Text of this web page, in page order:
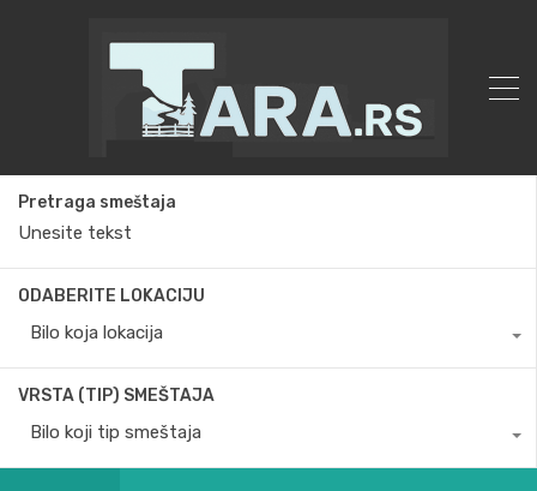
Pretraga smeštaja
ODABERITE LOKACIJU
Bilo koja lokacija
VRSTA (TIP) SMEŠTAJA
Bilo koji tip smeštaja